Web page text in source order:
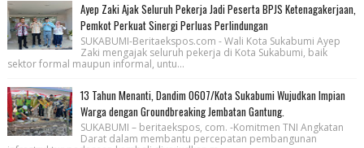
Ayep Zaki Ajak Seluruh Pekerja Jadi Peserta BPJS Ketenagakerjaan,
Pemkot Perkuat Sinergi Perluas Perlindungan
SUKABUMI-Beritaekspos.com - Wali Kota Sukabumi Ayep
Zaki mengajak seluruh pekerja di Kota Sukabumi, baik
sektor formal maupun informal, untu...
13 Tahun Menanti, Dandim 0607/Kota Sukabumi Wujudkan Impian
Warga dengan Groundbreaking Jembatan Gantung.
SUKABUMI – beritaekspos, com. -Komitmen TNI Angkatan
Darat dalam membantu percepatan pembangunan